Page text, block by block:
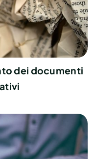
dei documenti